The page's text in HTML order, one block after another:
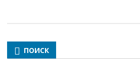
ПОИСК